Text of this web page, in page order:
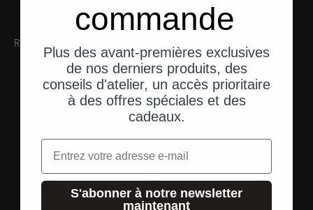
RECOMMANDATIONS
commande
Plus des avant-premières exclusives
de nos derniers produits, des
conseils d'atelier, un accès prioritaire
à des offres spéciales et des
cadeaux.
Email
S'abonner à notre newsletter
maintenant